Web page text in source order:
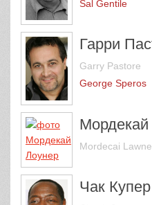
Sal Gentile
Гарри
Garry Pastore
George Speros
Mordecai
Чак Купер